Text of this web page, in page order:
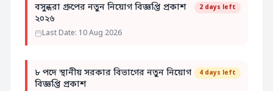
বসুন্ধরা গ্রুপের নতুন নিয়োগ বিজ্ঞপ্তি প্রকাশ
২০২৬
2 days left
Last Date: 10 Aug 2026
৮ পদে স্থানীয় সরকার বিভাগের নতুন নিয়োগ
বিজ্ঞপ্তি প্রকাশ
4 days left